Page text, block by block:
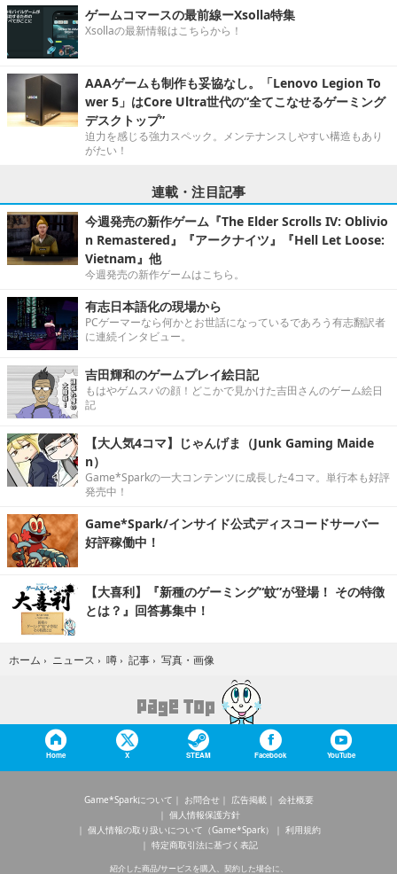
ゲームコマースの最前線ーXsolla特集
Xsollaの最新情報はこちらから！
AAAゲームも制作も妥協なし。「Lenovo Legion To
wer 5」はCore Ultra世代の“全てこなせるゲーミング
デスクトップ”
迫力を感じる強力スペック。メンテナンスしやすい構造もあり
がたい！
連載・注目記事
今週発売の新作ゲーム『The Elder Scrolls IV: Oblivio
n Remastered』『アークナイツ』『Hell Let Loose:
Vietnam』他
今週発売の新作ゲームはこちら。
有志日本語化の現場から
PCゲーマーなら何かとお世話になっているであろう有志翻訳者
に連続インタビュー。
吉田輝和のゲームプレイ絵日記
もはやゲムスパの顔！どこかで見かけた吉田さんのゲーム絵日
記
【大人気4コマ】じゃんげま（Junk Gaming Maide
n）
Game*Sparkの一大コンテンツに成長した4コマ。単行本も好評
発売中！
Game*Spark/インサイド公式ディスコードサーバー
好評稼働中！
【大喜利】『新種のゲーミング“蚊”が登場！ その特徴
とは？』回答募集中！
ホーム › ニュース › 噂 › 記事 › 写真・画像
Home X STEAM Facebook YouTube
Game*Sparkについて お問合せ 広告掲載
会社概要
個人情報保護方針
個人情報の取り扱いについて（Game*Spark）
利用規約
特定商取引法に基づく表記
紹介した商品/サービスを購入、契約した場合に、